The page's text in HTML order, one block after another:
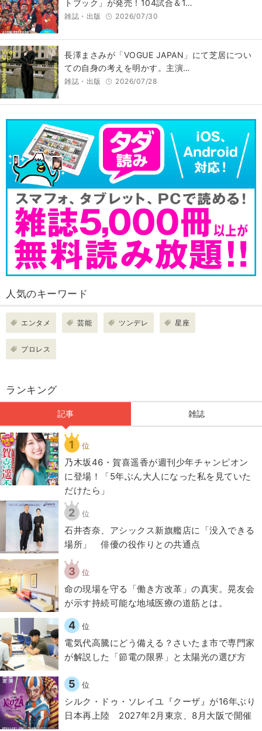
トブック」が発売！104試合＆1…
雑誌・出版 2026/07/30
長澤まさみが「VOGUE JAPAN」にて芝居につい
ての自身の考えを明かす。主演…
雑誌・出版 2026/07/28
人気のキーワード
エンタメ 芸能 ツンデレ 星座
プロレス
ランキング
記事 雑誌
1 位
乃木坂46・賀喜遥香が週刊少年チャンピオン
に登場！「5年ぶん大人になった私を見ていた
だけたら」
2 位
石井杏奈、アシックス新旗艦店に「没入できる
場所」 俳優の役作りとの共通点
3 位
​命の現場を守る「働き方改革」の真実。晃友会
が示す持続可能な地域医療の道筋とは。
4 位
電気代高騰にどう備える？さいたま市で専門家
が解説した「節電の限界」と太陽光の選び方
5 位
シルク・ドゥ・ソレイユ『クーザ』が16年ぶり
日本再上陸 2027年2月東京、8月大阪で開催